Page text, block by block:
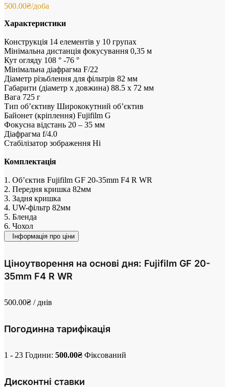
500.00₴/доба
Характеристики
Конструкція 14 елементів у 10 групах
Мінімальна дистанція фокусування 0,35 м
Кут огляду 108 ° -76 °
Мінімальна діафрагма F/22
Діаметр різьблення для фільтрів 82 мм
Габарити (діаметр х довжина) 88.5 х 72 мм
Вага 725 г
Тип об’єктиву Ширококутний об’єктив
Байонет (кріплення) Fujifilm G
Фокусна відстань 20 – 35 мм
Діафрагма f/4.0
Стабілізатор зображення Ні
Комплектація
1. Об’єктив Fujifilm GF 20-35mm F4 R WR
2. Передня кришка 82мм
3. Задня кришка
4. UW-фільтр 82мм
5. Бленда
6. Чохол
Інформація про ціни
Ціноутворення на основі дня: Fujifilm GF 20-
35mm F4 R WR
500.00₴ / днів
Погодинна тарифікація
1 - 23 Години: 500.00₴ Фіксований
Дисконтні ставки